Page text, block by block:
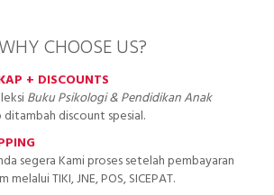
WHY CHOOSE US?
+ DISCOUNTS
Buku Psikologi & Pendidikan Anak
discount spesial.
segera Kami proses setelah pembayaran
melalui TIKI, JNE, POS, SICEPAT.